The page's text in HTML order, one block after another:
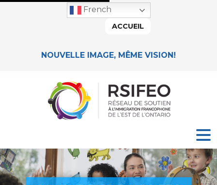
NOUVELLE IMAGE, MÊME VISION!
French
ACCUEIL